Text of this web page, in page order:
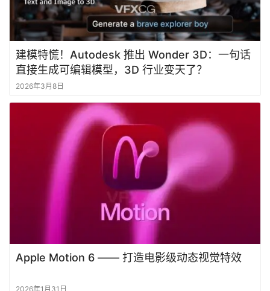
建模特慌！Autodesk 推出 Wonder 3D：一句话
直接生成可编辑模型，3D 行业变天了？
2026年3月8日
Apple Motion 6 —— 打造电影级动态视觉特效
2026年1月31日